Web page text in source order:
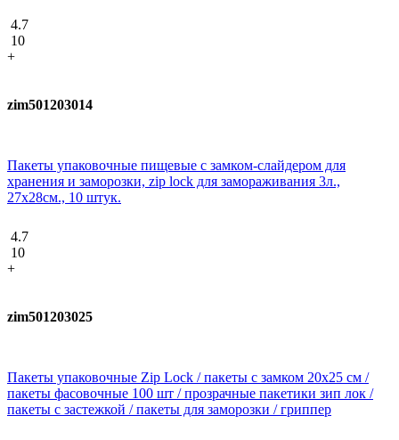
4.7
10
+
zim501203014
Пакеты упаковочные пищевые с замком-слайдером для
хранения и заморозки, zip lock для замораживания 3л.,
27х28см., 10 штук.
4.7
10
+
zim501203025
Пакеты упаковочные Zip Lock / пакеты с замком 20х25 см /
пакеты фасовочные 100 шт / прозрачные пакетики зип лок /
пакеты с застежкой / пакеты для заморозки / гриппер